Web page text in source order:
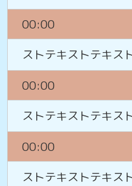
00:00
ストテキストテキス
00:00
ストテキストテキス
00:00
ストテキストテキス